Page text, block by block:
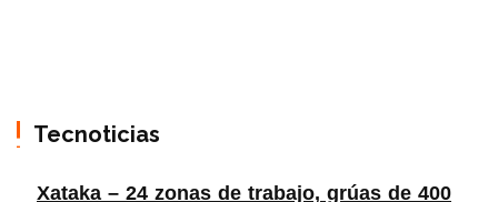
Tecnoticias
Xataka – 24 zonas de trabajo, grúas de 400